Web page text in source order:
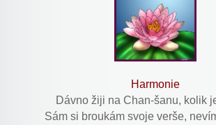
Harmonie
Dávno žiji na Chan-šanu, kolik
Sám si broukám svoje verše,